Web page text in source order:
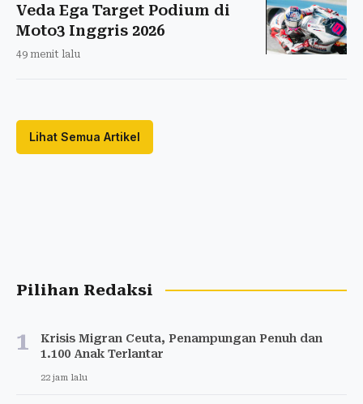
Veda Ega Target Podium di
Moto3 Inggris 2026
49 menit lalu
Lihat Semua Artikel
Pilihan Redaksi
1
Krisis Migran Ceuta, Penampungan Penuh dan
1.100 Anak Terlantar
22 jam lalu